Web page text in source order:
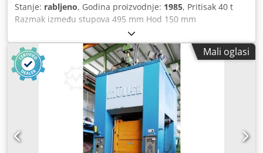
Stanje: rabljeno, Godina proizvodnje: 1985, Pritisak 40 t
Razmak između stupova 495 mm Hod 150 mm
Credpszrptbsfx Al Iof Udaljenost stol/klip, veliki hod gore,
podesivo gore 300 mm Površina stola 490 x 400 mm
Prolazni otvor u stolu 50 mm Visina stola iznad poda 950
mm Bočni prolaz kroz stupove 155 mm Površina klipa 150
mm Brzina spuštanja 480 mm/s Brzina podizanja 480
mm/s Radna brzina 20 mm/s Kapacitet ulja 115 l Snaga
pogona 7,5 kW Težina 2,2 t Potrebna površina (ŠxDxV) 1,35
x 1,1 x 2,2 m S uljno-hidrauličkim pogonom, gornja i donja
graničnika hoda, mehanički graničnik dubine, dvostruka
ručna i nožna komanda.
Mali oglasi